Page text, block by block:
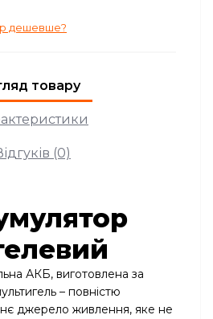
дешевше?
товару
(0)
АКБ, виготовлена за
– повністю
джерело живлення, яке не